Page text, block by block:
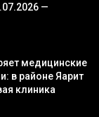
—
медицинские
в районе Яарит
клиника